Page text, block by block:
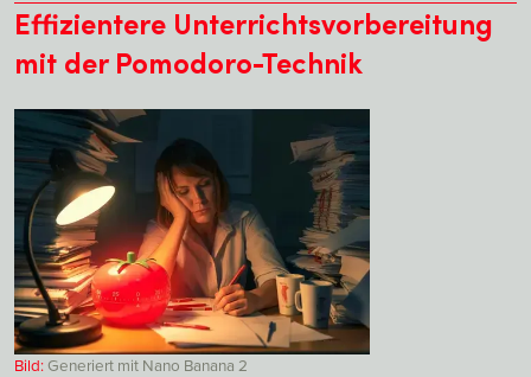
Effizientere Unterrichtsvorbereitung
mit der Pomodoro-Technik
Bild:Generiert mit Nano Banana 2